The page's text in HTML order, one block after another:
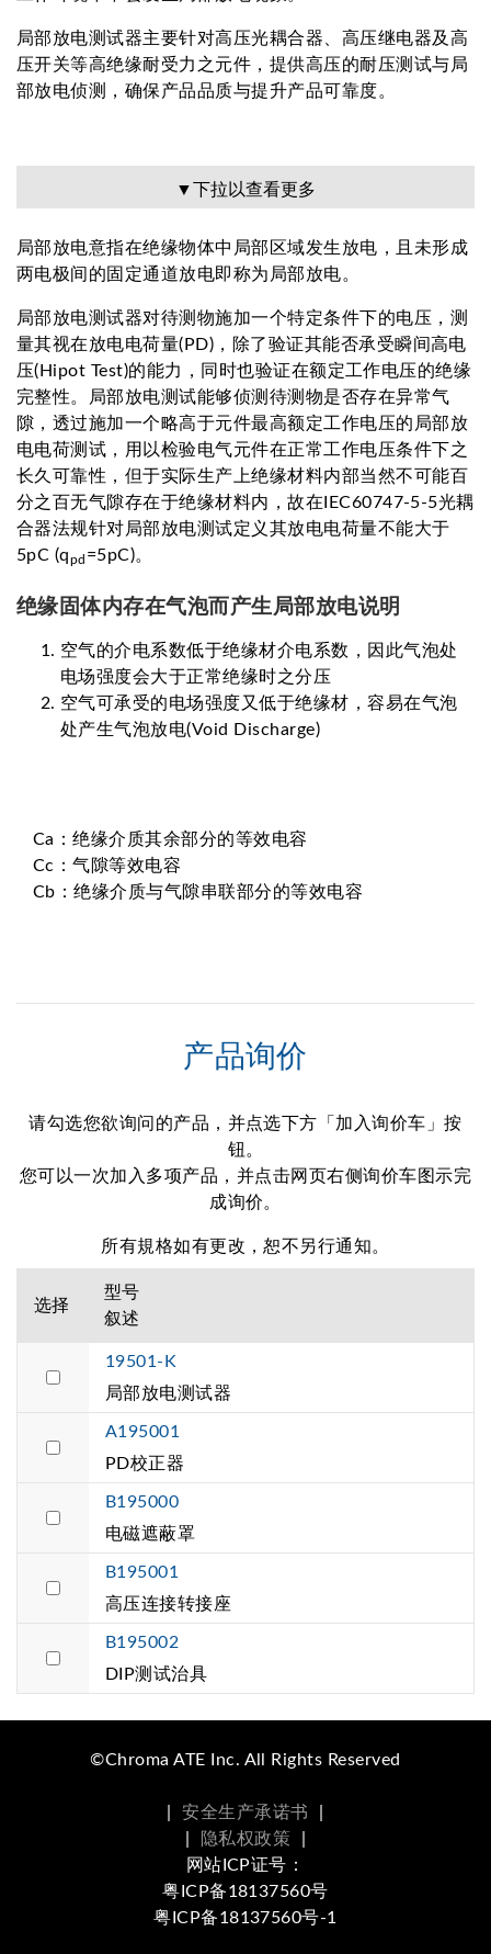
局部放电测试器主要针对高压光耦合器、高压继电器及高
压开关等高绝缘耐受力之元件，提供高压的耐压测试与局
部放电侦测，确保产品品质与提升产品可靠度。
▼下拉以查看更多
局部放电意指在绝缘物体中局部区域发生放电，且未形成
两电极间的固定通道放电即称为局部放电。
局部放电测试器对待测物施加一个特定条件下的电压，测
量其视在放电电荷量(PD)，除了验证其能否承受瞬间高电
压(Hipot Test)的能力，同时也验证在额定工作电压的绝缘
完整性。局部放电测试能够侦测待测物是否存在异常气
隙，透过施加一个略高于元件最高额定工作电压的局部放
电电荷测试，用以检验电气元件在正常工作电压条件下之
长久可靠性，但于实际生产上绝缘材料内部当然不可能百
分之百无气隙存在于绝缘材料内，故在IEC60747-5-5光耦
合器法规针对局部放电测试定义其放电电荷量不能大于
5pC (qpd =5pC)。
绝缘固体内存在气泡而产生局部放电说明
空气的介电系数低于绝缘材介电系数，因此气泡处
电场强度会大于正常绝缘时之分压
空气可承受的电场强度又低于绝缘材，容易在气泡
处产生气泡放电(Void Discharge)
Ca：绝缘介质其余部分的等效电容
Cc：气隙等效电容
Cb：绝缘介质与气隙串联部分的等效电容
产品询价
请勾选您欲询问的产品，并点选下方「加入询价车」按
钮。
您可以一次加入多项产品，并点击网页右侧询价车图示完
成询价。
所有規格如有更改，恕不另行通知。
选择
型号
叙述
19501-K
局部放电测试器
A195001
PD校正器
B195000
电磁遮蔽罩
B195001
高压连接转接座
B195002
DIP测试治具
©Chroma ATE Inc. All Rights Reserved
安全生产承诺书
隐私权政策
网站ICP证号：
粤ICP备18137560号
粤ICP备18137560号-1